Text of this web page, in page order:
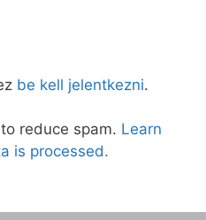
be kell jelentkezni.
reduce spam. Learn
is processed.